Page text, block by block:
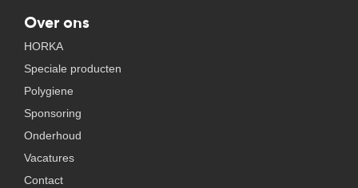
Over ons
HORKA
Speciale producten
Polygiene
Sponsoring
Onderhoud
Vacatures
Contact